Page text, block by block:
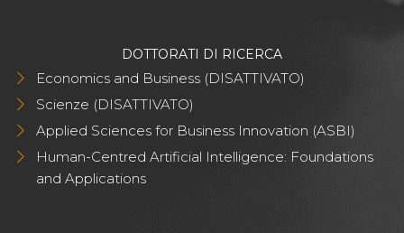
DOTTORATI DI RICERCA
Economics and Business (DISATTIVATO)
Scienze (DISATTIVATO)
Applied Sciences for Business Innovation (ASBI)
Human-Centred Artificial Intelligence: Foundations
and Applications